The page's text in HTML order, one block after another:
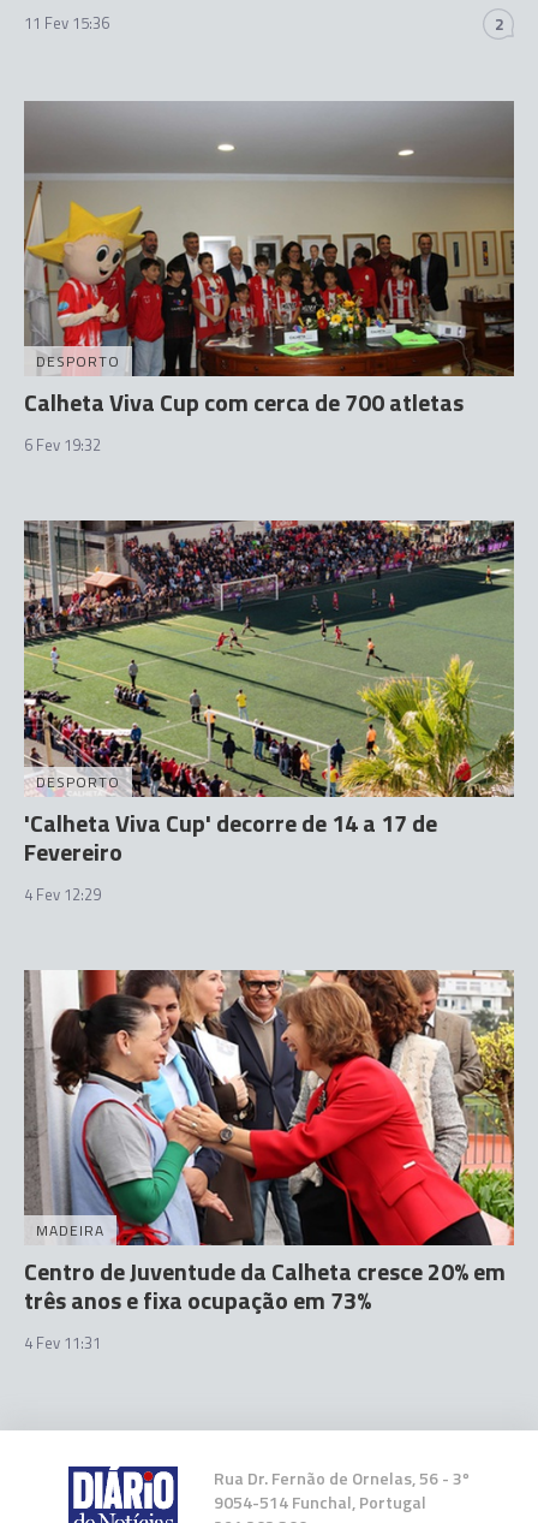
11 Fev 15:36 2
DESPORTO
Calheta Viva Cup com cerca de 700 atletas
6 Fev 19:32
DESPORTO
'Calheta Viva Cup' decorre de 14 a 17 de
Fevereiro
4 Fev 12:29
MADEIRA
Centro de Juventude da Calheta cresce 20% em
três anos e fixa ocupação em 73%
4 Fev 11:31
Rua Dr. Fernão de Ornelas, 56 - 3º
9054-514 Funchal, Portugal